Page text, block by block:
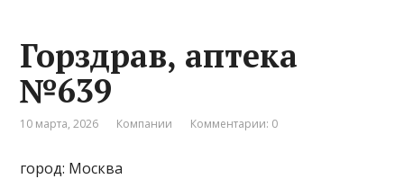
Горздрав, аптека
№639
10 марта, 2026 Компании Комментарии: 0
город: Москва